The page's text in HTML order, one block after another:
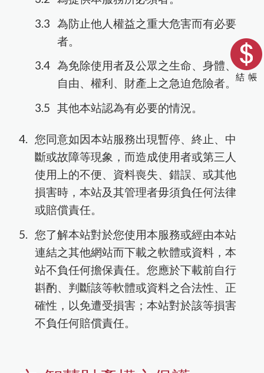
為防止他人權益之重大危害而有必要
者。
為免除使用者及公眾之生命、身體、
自由、權利、財產上之急迫危險者。
其他本站認為有必要的情況。
您同意如因本站服務出現暫停、終止、中
斷或故障等現象，而造成使用者或第三人
使用上的不便、資料喪失、錯誤、或其他
損害時，本站及其管理者毋須負任何法律
或賠償責任。
您了解本站對於您使用本服務或經由本站
連結之其他網站而下載之軟體或資料，本
站不負任何擔保責任。您應於下載前自行
斟酌、判斷該等軟體或資料之合法性、正
確性，以免遭受損害；本站對於該等損害
不負任何賠償責任。